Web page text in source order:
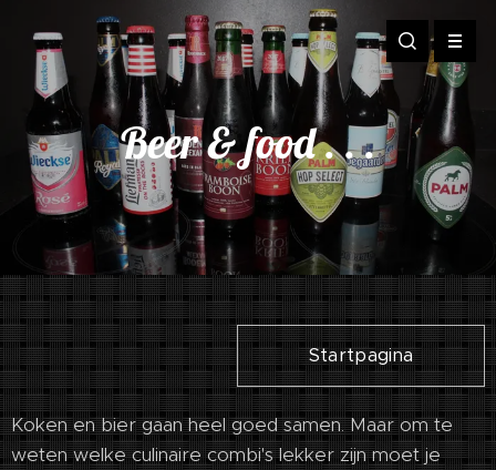
Beer & food . . .
Startpagina
Koken en bier gaan heel goed samen. Maar om te
weten welke culinaire combi's lekker zijn moet je